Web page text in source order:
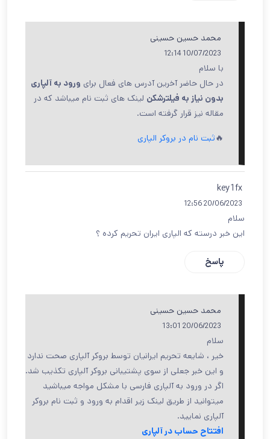
محمد حسین حسینی
10/07/2023 12:14
با سلام
در حال حاضر آخرین آدرس های فعال برای ورود به آلپاری
بدون نیاز به فیلترشکن لینک های ثبت نام میباشد که در
مقاله نیز قرار گرفته است.
🔥ثبت نام در بروکر الپاری
key1fx
20/06/2023 12:56
سلام
این خبر درسته که الپاری ایران تحریم کرده ؟
پاسخ
محمد حسین حسینی
20/06/2023 13:01
سلام
خیر ، شایعه تحریم ایرانیان توسط بروکر آلپاری صحت ندارد
و این خبر جعلی از سوی پشتیبانی بروکر آلپاری تکذیب شد.
اگر در ورود به آلپاری فارسی با مشکل مواجه میباشید
میتوانید از طریق لینک زیر اقدام به ورود و ثبت نام بروکر
آلپاری نمایید.
افتتاح حساب در آلپاری